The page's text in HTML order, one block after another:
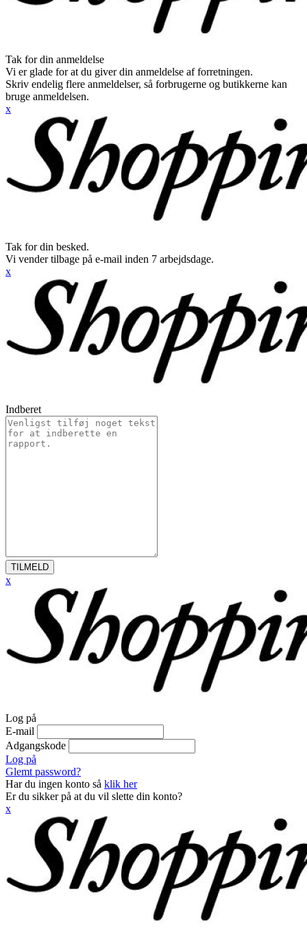
Tak for din anmeldelse
Vi er glade for at du giver din anmeldelse af forretningen.
Skriv endelig flere anmeldelser, så forbrugerne og butikkerne kan
bruge anmeldelsen.
x
Tak for din besked.
Vi vender tilbage på e-mail inden 7 arbejdsdage.
x
Indberet
TILMELD
x
Log på
E-mail
Adgangskode
Log på
Glemt password?
Har du ingen konto så klik her
Er du sikker på at du vil slette din konto?
x